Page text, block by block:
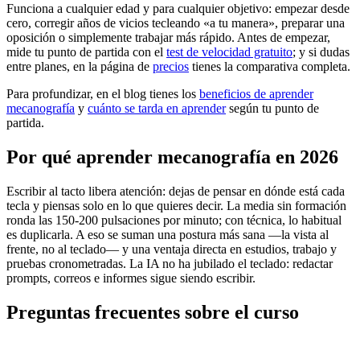
Funciona a cualquier edad y para cualquier objetivo: empezar desde
cero, corregir años de vicios tecleando «a tu manera», preparar una
oposición o simplemente trabajar más rápido. Antes de empezar,
mide tu punto de partida con el test de velocidad gratuito; y si dudas
entre planes, en la página de precios tienes la comparativa completa.
Para profundizar, en el blog tienes los beneficios de aprender
mecanografía y cuánto se tarda en aprendersegún tu punto de
partida.
Por qué aprender mecanografía en 2026
Escribir al tacto libera atención: dejas de pensar en dónde está cada
tecla y piensas solo en lo que quieres decir. La media sin formación
ronda las 150-200 pulsaciones por minuto; con técnica, lo habitual
es duplicarla. A eso se suman una postura más sana —la vista al
frente, no al teclado— y una ventaja directa en estudios, trabajo y
pruebas cronometradas. La IA no ha jubilado el teclado: redactar
prompts, correos e informes sigue siendo escribir.
Preguntas frecuentes sobre el curso